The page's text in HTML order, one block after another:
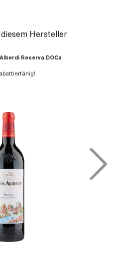
Hersteller
Reserva DOCa